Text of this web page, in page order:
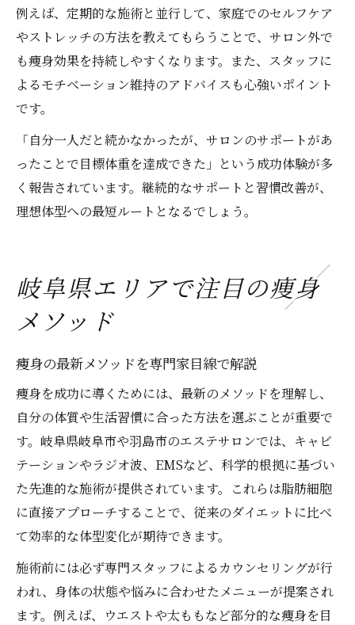
例えば、定期的な施術と並行して、家庭でのセルフケア
やストレッチの方法を教えてもらうことで、サロン外で
も痩身効果を持続しやすくなります。また、スタッフに
よるモチベーション維持のアドバイスも心強いポイント
です。
「自分一人だと続かなかったが、サロンのサポートがあ
ったことで目標体重を達成できた」という成功体験が多
く報告されています。継続的なサポートと習慣改善が、
理想体型への最短ルートとなるでしょう。
岐阜県エリアで注目の痩身
メソッド
痩身の最新メソッドを専門家目線で解説
痩身を成功に導くためには、最新のメソッドを理解し、
自分の体質や生活習慣に合った方法を選ぶことが重要で
す。岐阜県岐阜市や羽島市のエステサロンでは、キャビ
テーションやラジオ波、EMSなど、科学的根拠に基づい
た先進的な施術が提供されています。これらは脂肪細胞
に直接アプローチすることで、従来のダイエットに比べ
て効率的な体型変化が期待できます。
施術前には必ず専門スタッフによるカウンセリングが行
われ、身体の状態や悩みに合わせたメニューが提案され
ます。例えば、ウエストや太ももなど部分的な痩身を目